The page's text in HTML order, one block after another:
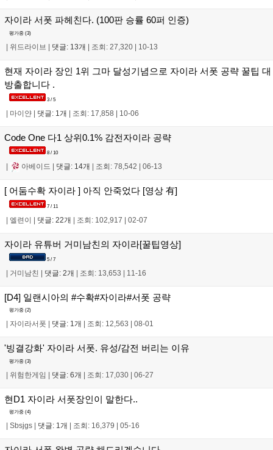
자이라 서폿 파헤친다. (100판 승률 60퍼 인증)
평가중 (3)
| 위드라이브 | 댓글: 13개 | 조회: 27,320 | 10-13
현재 자이라 장인 1위 그마 달성기념으로 자이라 서폿 공략 꿀팁 대
방출합니다 .
3 / 5
마이얀 댓글: 1개 조회: 17,858 10-06
Code One 다1 상위0.1% 감전자이라 공략
8 / 10
아베이드 댓글: 14개 조회: 78,542 06-13
[ 어둠수확 자이라 ] 아직 안죽었다 [영상 有]
7 / 11
| 엘련이 | 댓글: 22개 | 조회: 102,917 | 02-07
자이라 유튜버 거미남친의 자이라[꿀팁영상]
5 / 7
거미남친 댓글: 2개 조회: 13,653 11-16
[D4] 일랜시아의 #수확#자이라#서폿 공략
평가중 (2)
자이라서폿 댓글: 1개 조회: 12,563 08-01
'빙결강화' 자이라 서폿. 유성/감전 버리는 이유
평가중 (3)
| 위험한게임 | 댓글: 6개 | 조회: 17,030 | 06-27
현D1 자이라 서폿장인이 말한다..
평가중 (4)
Sbsjgs 댓글: 1개 조회: 16,379 05-16